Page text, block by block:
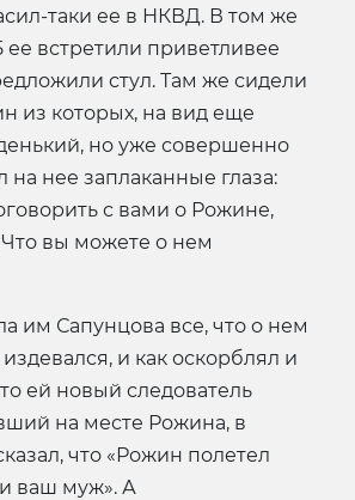
таки ее в НКВД. В том же
встретили приветливее
стул. Там же сидели
из которых, на вид еще
но уже совершенно
на нее заплаканные глаза:
с вами о Рожине,
Что вы можете о нем
им Сапунцова все, что о нем
и как оскорблял и
ей новый следователь
на месте Рожина, в
что «Рожин полетел
ваш муж». А